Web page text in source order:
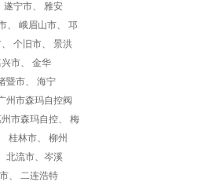
遂宁市、 雅安
、 峨眉山市、 邛
个旧市、 景洪
市、 金华
暨市、 海宁
州市森玛自控阀
市森玛自控、 梅
桂林市、 柳州
北流市、岑溪
、 二连浩特